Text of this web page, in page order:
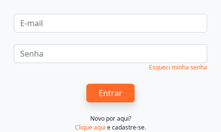
Esqueci minha senha
Entrar
Novo por aqui?
Clique aqui e cadastre-se.